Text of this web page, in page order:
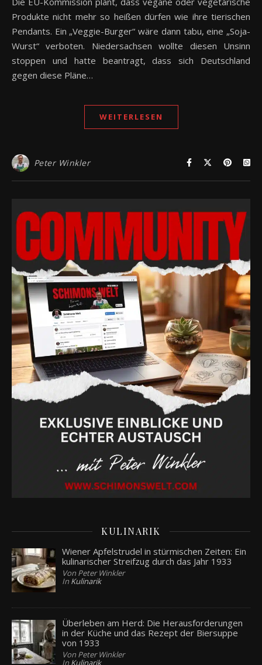
Produkte nicht mehr so heißen dürfen wie ihre tierischen
Pendants. Ein „Veggie-Burger“ wäre dann tabu, eine „Soja-
Wurst“ verboten. Niedersachsen wollte diesen Unsinn
stoppen und hatte beantragt, dass sich Deutschland
gegen diese Pläne…
WEITERLESEN
Peter Winkler
KULINARIK
Wiener Apfelstrudel in stürmischen Zeiten: Ein
kulinarischer Streifzug durch das Jahr 1933
Von Peter Winkler
In Kulinarik
Überleben am Herd: Die Herausforderungen
in der Küche und das Rezept der Biersuppe
von 1933
Von Peter Winkler
In Kulinarik